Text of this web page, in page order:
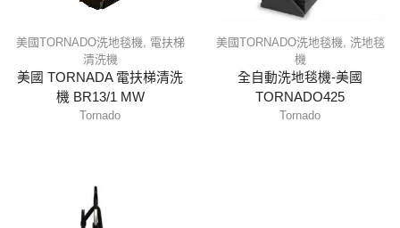
美國TORNADO洗地毯機, 電扶梯
清洗機
美國 TORNADA 電扶梯清洗
機 BR13/1 MW
Tornado
美國TORNADO洗地毯機, 洗地毯
機
全自動洗地毯機-美國
TORNADO425
Tornado